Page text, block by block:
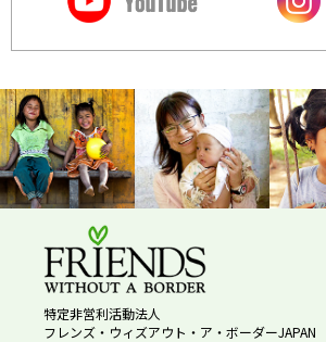
特定非営利活動法人
フレンズ・ウィズアウト・ア・ボーダーJAPAN